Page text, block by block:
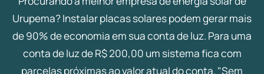
Urupema? Instalar placas solares podem gerar mais
de 90% de economia em sua conta de luz. Para uma
conta de luz de R$ 200,00 um sistema fica com
parcelas próximas ao valor atual do conta. "Sem